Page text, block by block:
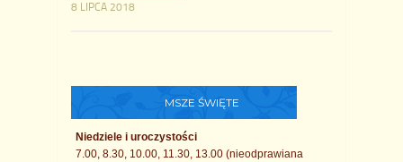
8 LIPCA 2018
MSZE ŚWIĘTE
Niedziele i uroczystości
7.00, 8.30, 10.00, 11.30, 13.00 (nieodprawiana